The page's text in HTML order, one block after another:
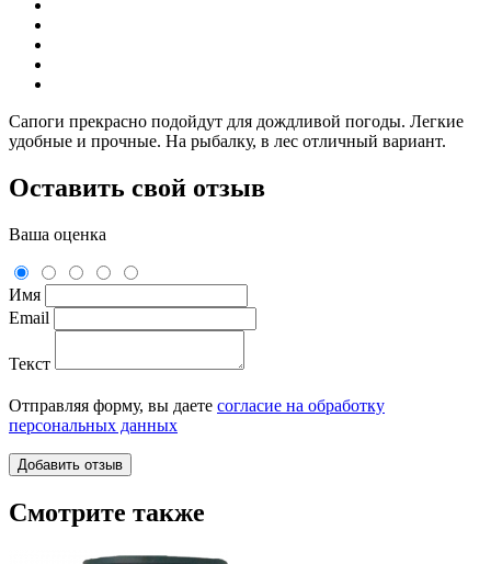
Сапоги прекрасно подойдут для дождливой погоды. Легкие
удобные и прочные. На рыбалку, в лес отличный вариант.
Оставить свой отзыв
Ваша оценка
Имя
Email
Текст
Отправляя форму, вы даете согласие на обработку
персональных данных
Смотрите также